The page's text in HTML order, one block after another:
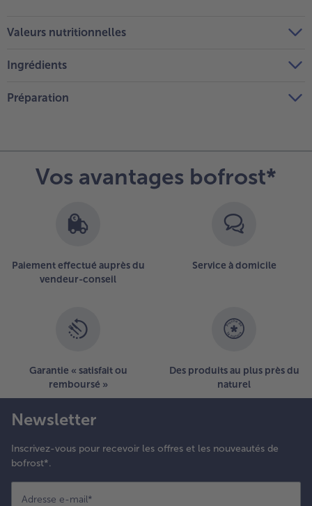
Valeurs nutritionnelles
Ingrédients
Préparation
Vos avantages bofrost*
Paiement effectué auprès du
vendeur-conseil
Service à domicile
Garantie « satisfait ou
remboursé »
Des produits au plus près du
naturel
Newsletter
Inscrivez-vous pour recevoir les offres et les nouveautés de
bofrost*.
Adresse e-mail*